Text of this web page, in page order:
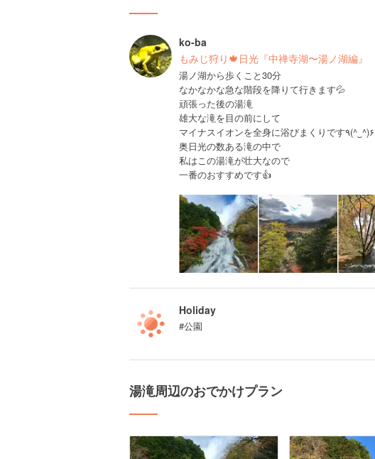
ko-ba
もみじ狩り🍁日光『中禅寺湖〜湯ノ湖編』
湯ノ湖から歩くこと30分
なかなかな急な階段を降りて行きます💦
頑張った後の湯滝
雄大な滝を目の前にして
マイナスイオンを全身に浴びまくりです٩(^‿^)۶
奥日光の数ある滝の中で
私はこの湯滝が壮大なので
一番のおすすめです👍
Holiday
#公園
湯滝周辺のおでかけプラン